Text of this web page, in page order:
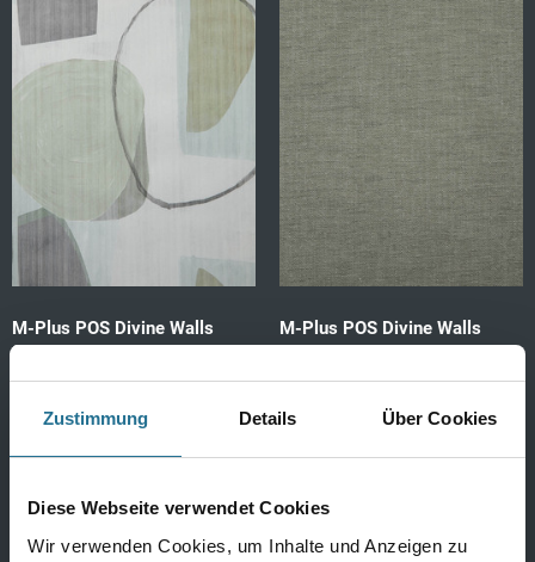
Zustimmung Details Über Cookies
Diese Webseite verwendet Cookies
Wir verwenden Cookies, um Inhalte und Anzeigen zu
M-Plus POS Divine Walls
2028 Tapete 400469
M-Plus POS Divine Walls